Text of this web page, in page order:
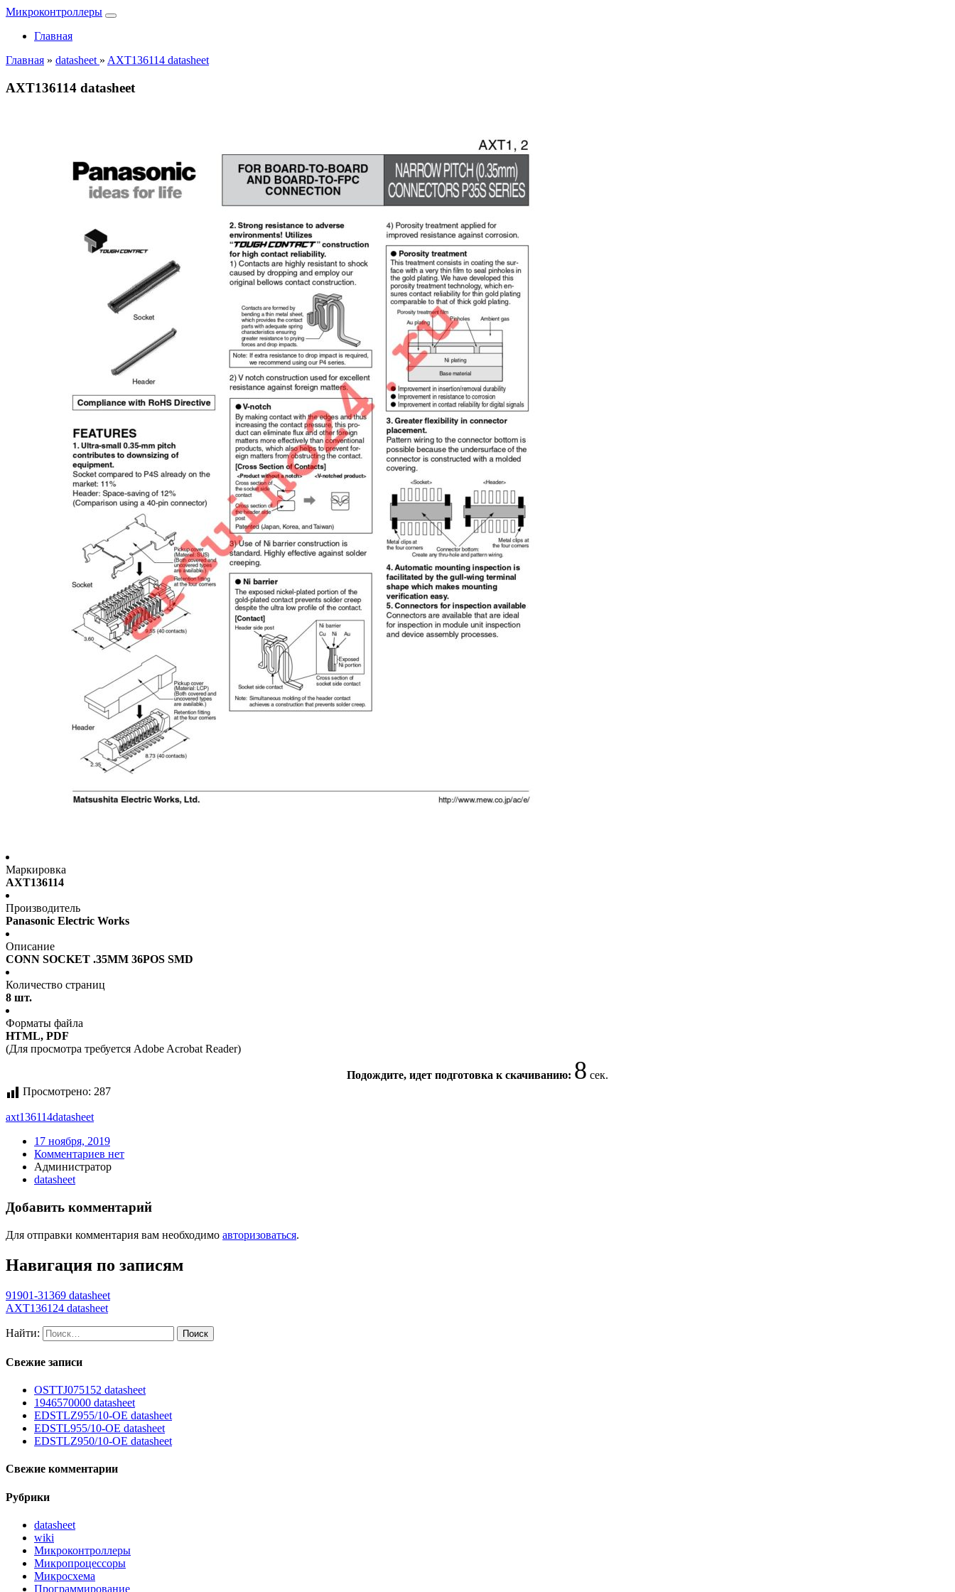
Микроконтроллеры
Главная
Главная » datasheet » AXT136114 datasheet
AXT136114 datasheet
Маркировка
AXT136114
Производитель
Panasonic Electric Works
Описание
CONN SOCKET .35MM 36POS SMD
Количество страниц
8 шт.
Форматы файла
HTML, PDF
(Для просмотра требуется Adobe Acrobat Reader)
Подождите, идет подготовка к скачиванию: 7 сек.
Просмотрено: 287
axt136114datasheet
17 ноября, 2019
Комментариев нет
Администратор
datasheet
Добавить комментарий
Для отправки комментария вам необходимо авторизоваться.
Навигация по записям
91901-31369 datasheet
AXT136124 datasheet
Найти:
Свежие записи
OSTTJ075152 datasheet
1946570000 datasheet
EDSTLZ955/10-OE datasheet
EDSTL955/10-OE datasheet
EDSTLZ950/10-OE datasheet
Свежие комментарии
Рубрики
datasheet
wiki
Микроконтроллеры
Микропроцессоры
Микросхема
Программирование